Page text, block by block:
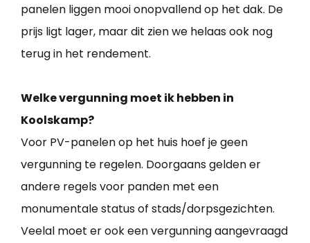
panelen liggen mooi onopvallend op het dak. De
prijs ligt lager, maar dit zien we helaas ook nog
terug in het rendement.
Welke vergunning moet ik hebben in
Koolskamp?
Voor PV-panelen op het huis hoef je geen
vergunning te regelen. Doorgaans gelden er
andere regels voor panden met een
monumentale status of stads/dorpsgezichten.
Veelal moet er ook een vergunning aangevraagd